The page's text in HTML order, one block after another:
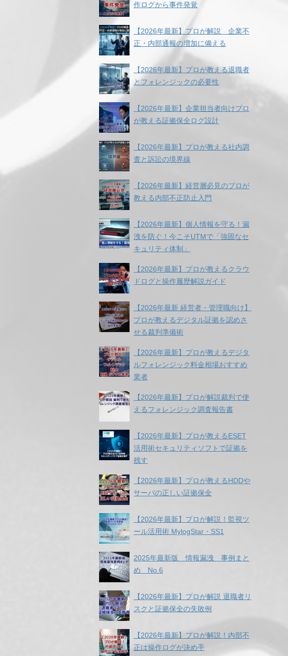
作ログから事件発覚
【2026年最新】プロが解説 企業不
正・内部通報の増加に備える
【2026年最新】プロが教える退職者
とフォレンジックの必要性
【2026年最新】企業担当者向けプロ
が教える証拠保全ログ設計
【2026年最新】プロが教える社内調
査と訴訟の境界線
【2026年最新】経営層必見のプロが
教える内部不正防止入門
【2026年最新】個人情報を守る！漏
洩を防ぐ！今こそUTMで「強固なセ
キュリティ体制」
【2026年最新】プロが教えるクラウ
ドログと操作履歴解説ガイド
【2026年最新 経営者・管理職向け】
プロが教えるデジタル証拠を認めさ
せる裁判準備術
【2026年最新】プロが教えるデジタ
ルフォレンジック料金相場おすすめ
業者
【2026年最新】プロが解説裁判で使
えるフォレンジック調査報告書
【2026年最新】プロが教えるESET
活用術セキュリティソフトで証拠を
残す
【2026年最新】プロが教えるHDDや
サーバの正しい証拠保全
【2026年最新】プロが解説！監視ツ
ール活用術 MylogStar・SS1
2025年最新版 情報漏洩 事例まと
め No.6
【2026年最新】プロが解説 退職者リ
スクと証拠保全の失敗例
【2026年最新】プロが解説！内部不
正は操作ログが決め手